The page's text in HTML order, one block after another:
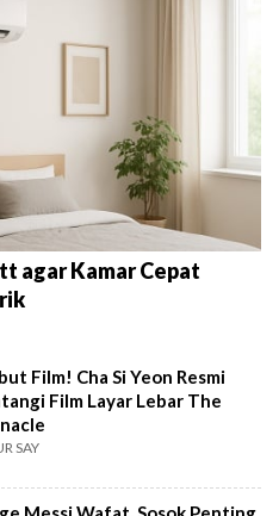
agar Kamar Cepat
Film! Cha Si Yeon Resmi
Film Layar Lebar The
SAY